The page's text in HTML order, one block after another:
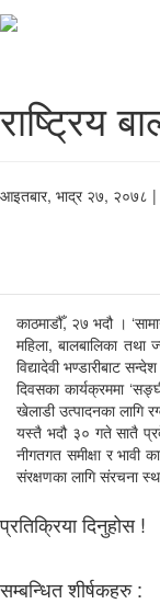
राष्ट्रिय
आइतबार, भाद्र २७, २०७८
काठमाडौँ, २७ भदौ ।
महिला, बालबालिका तथा
विद्यादेवी भण्डारीबाट
दिवसका कार्यक्रममा
खेलाडी उत्पादनका लागि
यस्तै भदौ ३० गते सातै
नीगतगत समीक्षा र भावी
संरक्षणका लागि संरचना
प्रतिक्रिया दिनुहोस !
सम्बन्धित शीर्षकहरु :